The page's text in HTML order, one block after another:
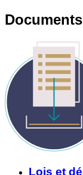
Lois et